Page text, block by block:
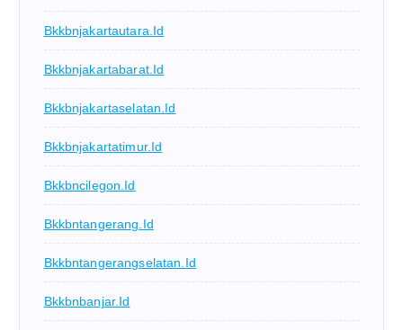
Bkkbnjakartautara.id
Bkkbnjakartabarat.id
Bkkbnjakartaselatan.id
Bkkbnjakartatimur.id
Bkkbncilegon.id
Bkkbntangerang.id
Bkkbntangerangselatan.id
Bkkbnbanjar.id